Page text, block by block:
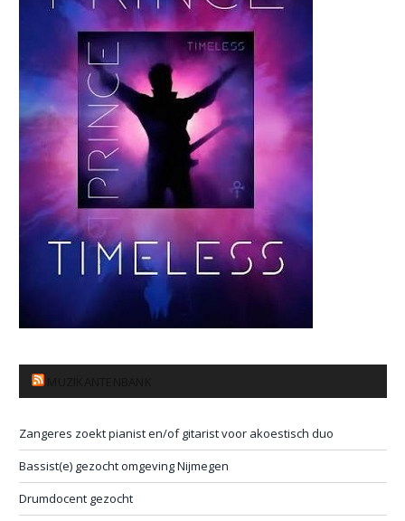
Zangeres zoekt pianist en/of gitarist voor akoestisch duo
Bassist(e) gezocht omgeving Nijmegen
Drumdocent gezocht